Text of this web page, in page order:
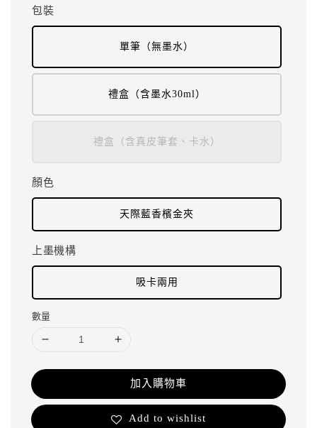
包裝
單筆（無墨水）
禮盒（含墨水30ml）
禮盒（含真皮筆套、卡水）
顏色
天際藍香檳金夾
上墨機構
吸卡兩用
數量
加入購物車
Add to wishlist